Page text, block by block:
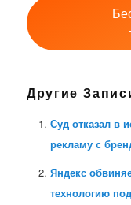
Другие
Суд отказал в
рекламу с
Яндекс
технологию